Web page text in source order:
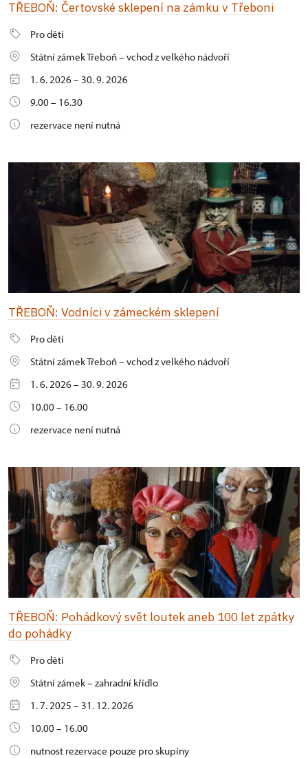
TŘEBOŇ: Čertovské sklepení na zámku v Třeboni
Pro děti
Státní zámek Třeboň – vchod z velkého nádvoří
1. 6. 2026 – 30. 9. 2026
9.00 – 16.30
rezervace není nutná
TŘEBOŇ: Vodníci v zámeckém sklepení
Pro děti
Státní zámek Třeboň – vchod z velkého nádvoří
1. 6. 2026 – 30. 9. 2026
10.00 – 16.00
rezervace není nutná
TŘEBOŇ: Pohádkový svět loutek aneb 100 let zpátky
do pohádky
Pro děti
Státní zámek – zahradní křídlo
1. 7. 2025 – 31. 12. 2026
10.00 – 16.00
nutnost rezervace pouze pro skupiny